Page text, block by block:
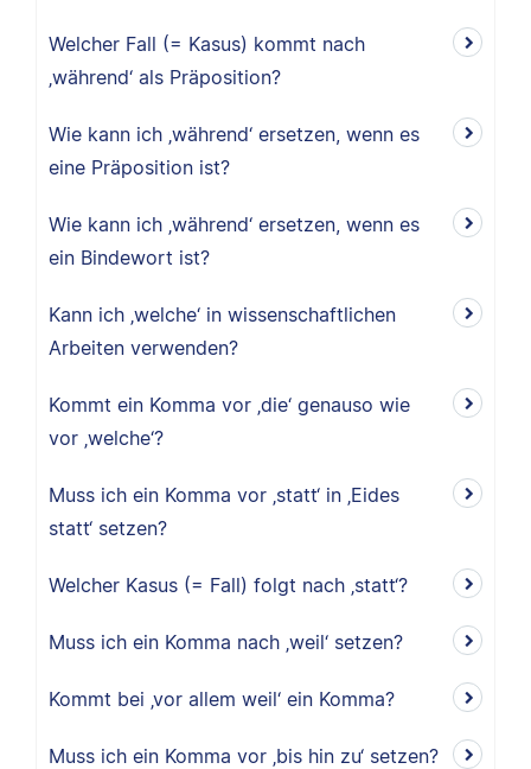
Welcher Fall (= Kasus) kommt nach
‚während‘ als Präposition?
Wie kann ich ‚während‘ ersetzen, wenn es
eine Präposition ist?
Wie kann ich ‚während‘ ersetzen, wenn es
ein Bindewort ist?
Kann ich ‚welche‘ in wissenschaftlichen
Arbeiten verwenden?
Kommt ein Komma vor ‚die‘ genauso wie
vor ‚welche‘?
Muss ich ein Komma vor ‚statt‘ in ‚Eides
statt‘ setzen?
Welcher Kasus (= Fall) folgt nach ‚statt‘?
Muss ich ein Komma nach ‚weil‘ setzen?
Kommt bei ‚vor allem weil‘ ein Komma?
Muss ich ein Komma vor ‚bis hin zu‘ setzen?